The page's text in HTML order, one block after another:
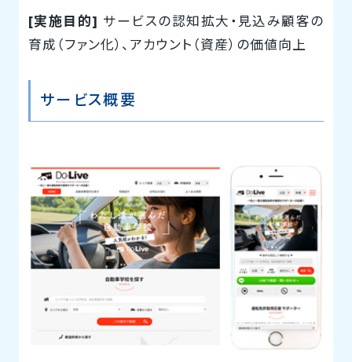
[実施目的] サービスの認知拡大・見込み顧客の
育成（ファン化）、アカウント（資産）の価値向上
サービス概要